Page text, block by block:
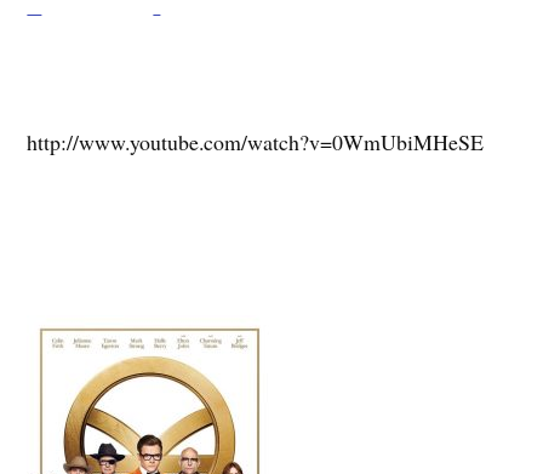
http://www.youtube.com/watch?v=0WmUbiMHeSE